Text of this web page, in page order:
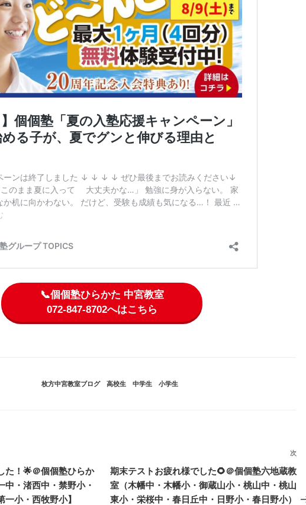
📞個個塾ひらかた 中宮教室
072-847-8702へはこちら
カ
枚方中宮教室ブログ、高校生 、中学生 、小学生
た！🌟＠個個塾ひらか
中・渚西中・禁野小・
小・西牧野小】
次
の
投
稿
次
期末テストお疲れ様でした🌻＠個個塾六地蔵教
室（木幡中・木幡小・御蔵山小・桃山中・桃山
東小・栄桜中・春日丘中・日野小・春日野小）